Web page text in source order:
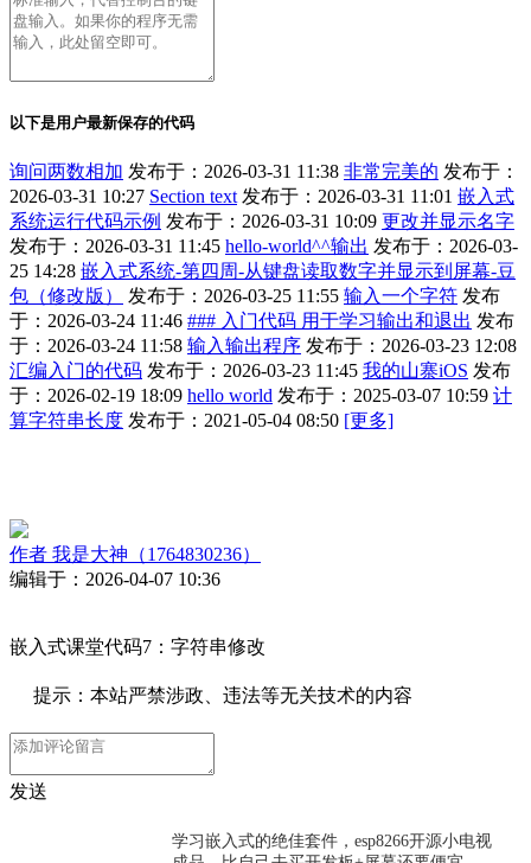
以下是用户最新保存的代码
询问两数相加 发布于：2026-03-31 11:38 非常完美的 发布于：
2026-03-31 10:27 Section text 发布于：2026-03-31 11:01 嵌入式
系统运行代码示例 发布于：2026-03-31 10:09 更改并显示名字
发布于：2026-03-31 11:45 hello-world^^输出 发布于：2026-03-
25 14:28 嵌入式系统-第四周-从键盘读取数字并显示到屏幕-豆
包（修改版）
发布于：2026-03-25 11:55 输入一个字符 发布
于：2026-03-24 11:46 ### 入门代码 用于学习输出和退出 发布
于：2026-03-24 11:58 输入输出程序 发布于：2026-03-23 12:08
汇编入门的代码 发布于：2026-03-23 11:45 我的山寨iOS 发布
于：2026-02-19 18:09 hello world 发布于：2025-03-07 10:59 计
算字符串长度 发布于：2021-05-04 08:50 [更多]
作者 我是大神（1764830236）
编辑于：2026-04-07 10:36
嵌入式课堂代码7：字符串修改
提示：本站严禁涉政、违法等无关技术的内容
发送
学习嵌入式的绝佳套件，esp8266开源小电视